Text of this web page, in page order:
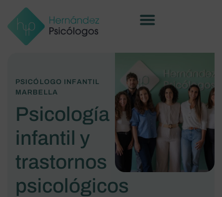
PSICÓLOGO INFANTIL
MARBELLA
Psicología
infantil y
trastornos
psicológicos